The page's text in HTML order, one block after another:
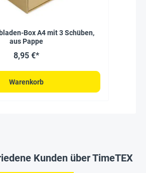
Box A4 mit 3 Schüben,
aus Pappe
8,95 €*
Warenkorb
Kunden über TimeTEX